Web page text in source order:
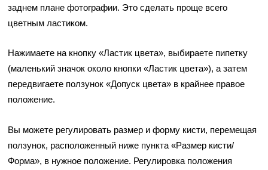
заднем плане фотографии. Это сделать проще всего
цветным ластиком.
Нажимаете на кнопку «Ластик цвета», выбираете пипетку
(маленький значок около кнопки «Ластик цвета»), а затем
передвигаете ползунок «Допуск цвета» в крайнее правое
положение.
Вы можете регулировать размер и форму кисти, перемещая
ползунок, расположенный ниже пункта «Размер кисти/
Форма», в нужное положение. Регулировка положения